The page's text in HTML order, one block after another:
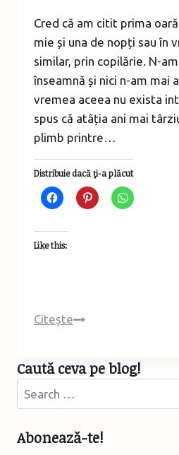
Cred că am citit prima
mie și una de nopți sau în
similar, prin copilărie. N-
înseamnă și nici n-am mai
vremea aceea nu exista
spus că atâția ani mai
plimb printre…
Distribuie dacă ţi-a plăcut
Like this:
CiteșteTurist
–
Sărbătoarea
de
Caută ceva pe blog!
Search
for:
Abonează-te!